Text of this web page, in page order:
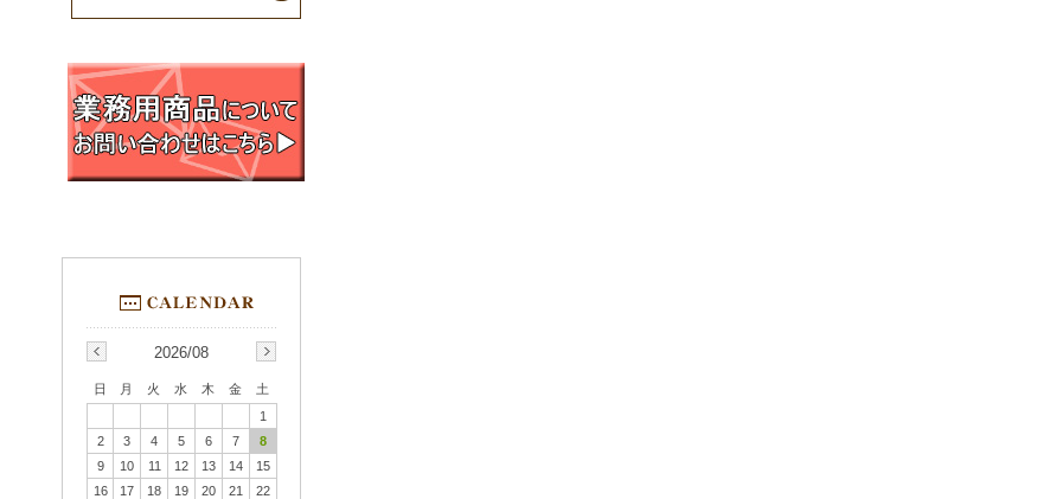
2026/08
日 月 火 水 木 金
土
1
2
3 4 5 6 7
8
9
10 11 12 13 14
15
16
17 18 19 20 21
22